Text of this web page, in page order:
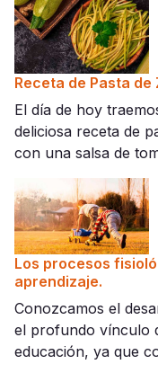
Receta de Pasta
El día de hoy
deliciosa receta de
con una salsa de
Los procesos
aprendizaje.
Conozcamos el
el profundo vínculo
educación, ya que